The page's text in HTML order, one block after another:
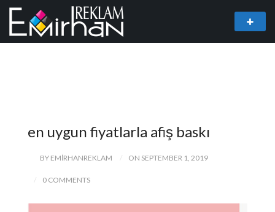
en uygun fiyatlarla afiş baskı
BY EMIRHANREKLAM ON SEPTEMBER 1, 2019
0 COMMENTS